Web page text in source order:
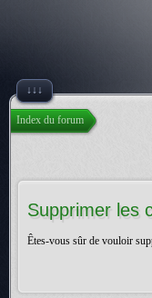
↓↓↓
Index du forum
Supprimer les
Êtes-vous sûr de vouloir